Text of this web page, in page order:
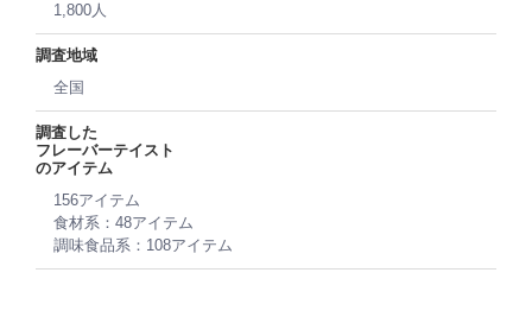
1,800人
調査地域
全国
調査した
フレーバーテイスト
のアイテム
156アイテム
食材系：48アイテム
調味食品系：108アイテム